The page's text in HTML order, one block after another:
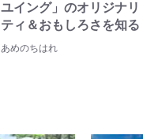
ユイング」のオリジナリ
ティ＆おもしろさを知る
あめのちはれ